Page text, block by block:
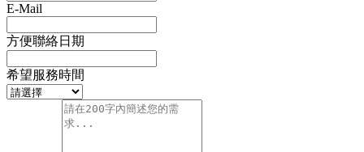
E-Mail
方便聯絡日期
希望服務時間